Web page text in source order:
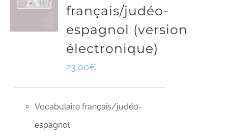
français/judéo-
espagnol (version
électronique)
23,00€
Vocabulaire français/judéo-
espagnol